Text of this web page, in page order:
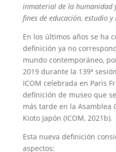
inmaterial de la humanidad
fines de educación, estudio y
En los últimos años se ha
definición ya no
mundo contemporáneo,
2019 durante la 139ª
ICOM celebrada en Paris
definición de museo que
más tarde en la Asamblea
Kioto Japón (ICOM, 2021b).
Esta nueva definición
aspectos: